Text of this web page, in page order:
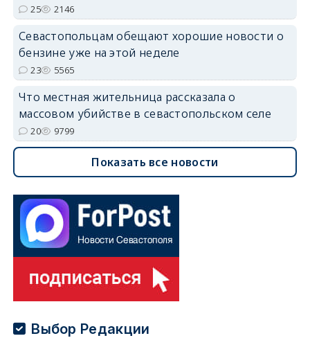
25 2146
Севастопольцам обещают хорошие новости о
бензине уже на этой неделе
23 5565
Что местная жительница рассказала о
массовом убийстве в севастопольском селе
20 9799
Показать все новости
Выбор Редакции